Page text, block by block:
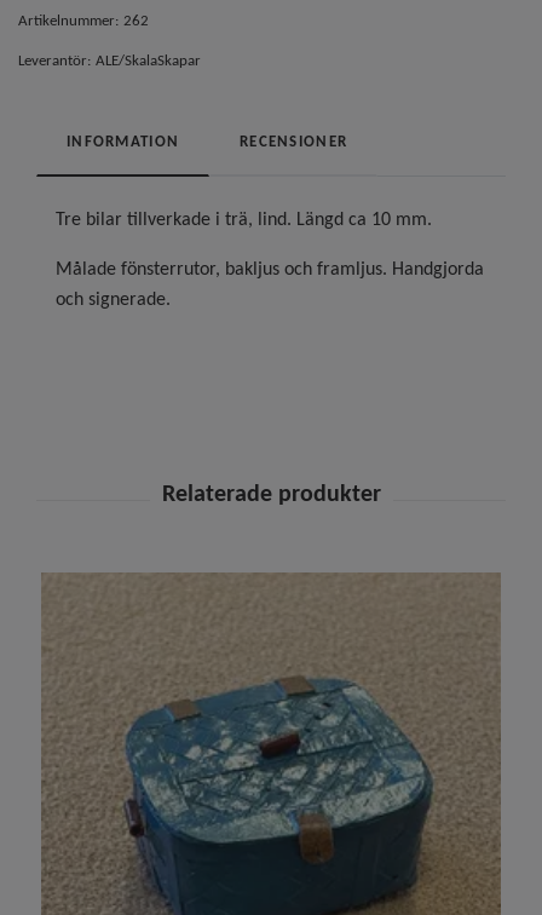
Artikelnummer: 262
Leverantör: ALE/SkalaSkapar
INFORMATION RECENSIONER
Tre bilar tillverkade i trä, lind. Längd ca 10 mm.
Målade fönsterrutor, bakljus och framljus. Handgjorda
och signerade.